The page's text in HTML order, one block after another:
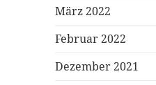
März 2022
Februar 2022
Dezember 2021